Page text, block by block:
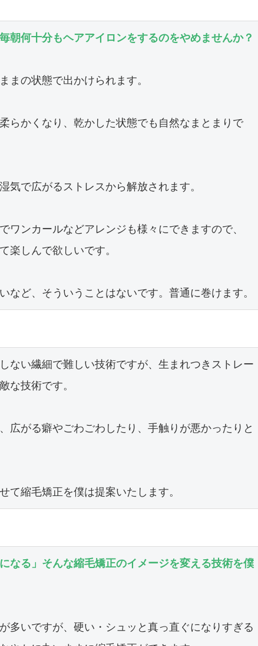
朝何十分もヘアアイロンをするのをやめませんか？
まの状態で出かけられます。
らかくなり、乾かした状態でも自然なまとまりで
気で広がるストレスから解放されます。
ワンカールなどアレンジも様々にできますので、
楽しんで欲しいです。
など、そういうことはないです。普通に巻けます。
ない繊細で難しい技術ですが、生まれつきストレー
な技術です。
広がる癖やごわごわしたり、手触りが悪かったりと
て縮毛矯正を僕は提案いたします。
なる」そんな縮毛矯正のイメージを変える技術を僕
多いですが、硬い・シュッと真っ直ぐになりすぎる